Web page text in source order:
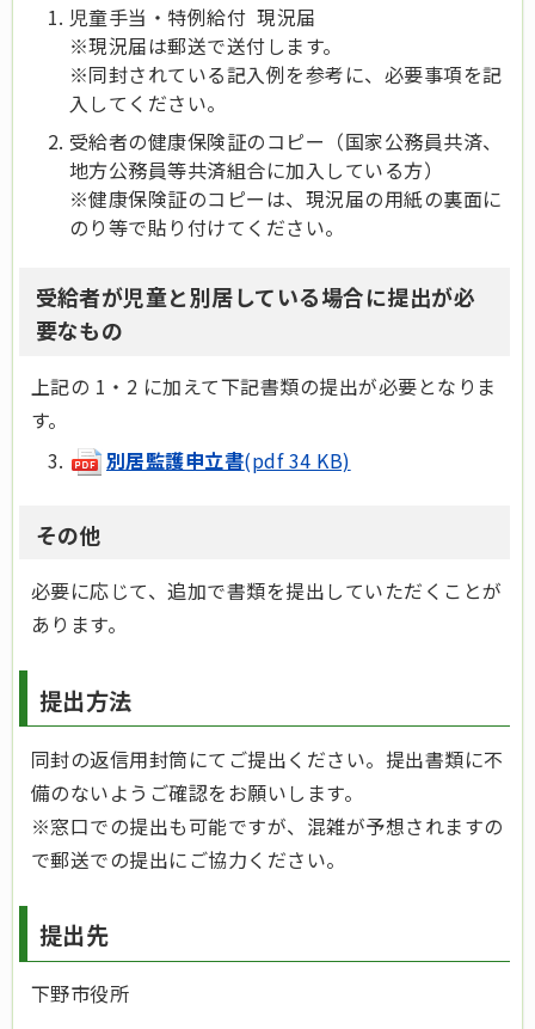
児童手当・特例給付 現況届
※現況届は郵送で送付します。
※同封されている記入例を参考に、必要事項を記
入してください。
受給者の健康保険証のコピー（国家公務員共済、
地方公務員等共済組合に加入している方）
※健康保険証のコピーは、現況届の用紙の裏面に
のり等で貼り付けてください。
受給者が児童と別居している場合に提出が必
要なもの
上記の 1・2 に加えて下記書類の提出が必要となりま
す。
別居監護申立書(pdf 34 KB)
その他
必要に応じて、追加で書類を提出していただくことが
あります。
提出方法
同封の返信用封筒にてご提出ください。提出書類に不
備のないようご確認をお願いします。
※窓口での提出も可能ですが、混雑が予想されますの
で郵送での提出にご協力ください。
提出先
下野市役所